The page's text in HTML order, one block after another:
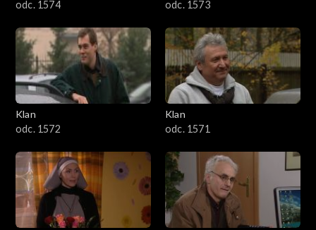
odc. 1574 odc. 1573
Klan
odc. 1572
Klan
odc. 1571